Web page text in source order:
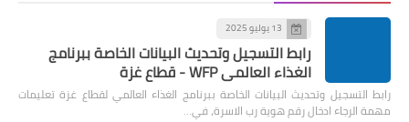
13 يوليو 2025
رابط التسجيل وتحديث البيانات الخاصة ببرنامج
الغذاء العالمي WFP - قطاع غزة
رابط التسجيل وتحديث البيانات الخاصة ببرنامج الغذاء العالمي لقطاع غزة تعليمات
مهمة الرجاء ادخال رقم هوية رب الاسرة، في…